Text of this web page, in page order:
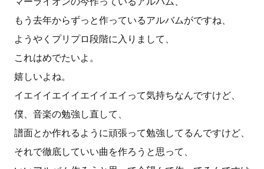
もう去年からずっと作っているアルバムがですね、
ようやくプリプロ段階に入りまして、
これはめでたいよ。
嬉しいよね。
イエイイエイイエイイエイって気持ちなんですけど、
僕、音楽の勉強し直して、
譜面とか作れるように頑張って勉強してるんですけど、
それで徹底していい曲を作ろうと思って、